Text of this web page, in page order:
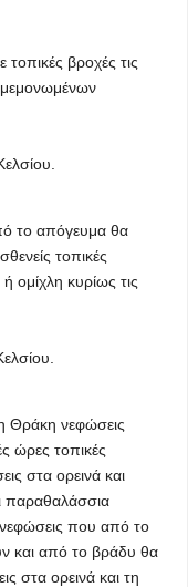
βροχές τις
μεμονωμένων
το απόγευμα θα
τοπικές
ομίχλη κυρίως τις
Θράκη νεφώσεις
ώρες τοπικές
στα ορεινά και
παραθαλάσσια
νεφώσεις που από το
και από το βράδυ θα
στα ορεινά και τη